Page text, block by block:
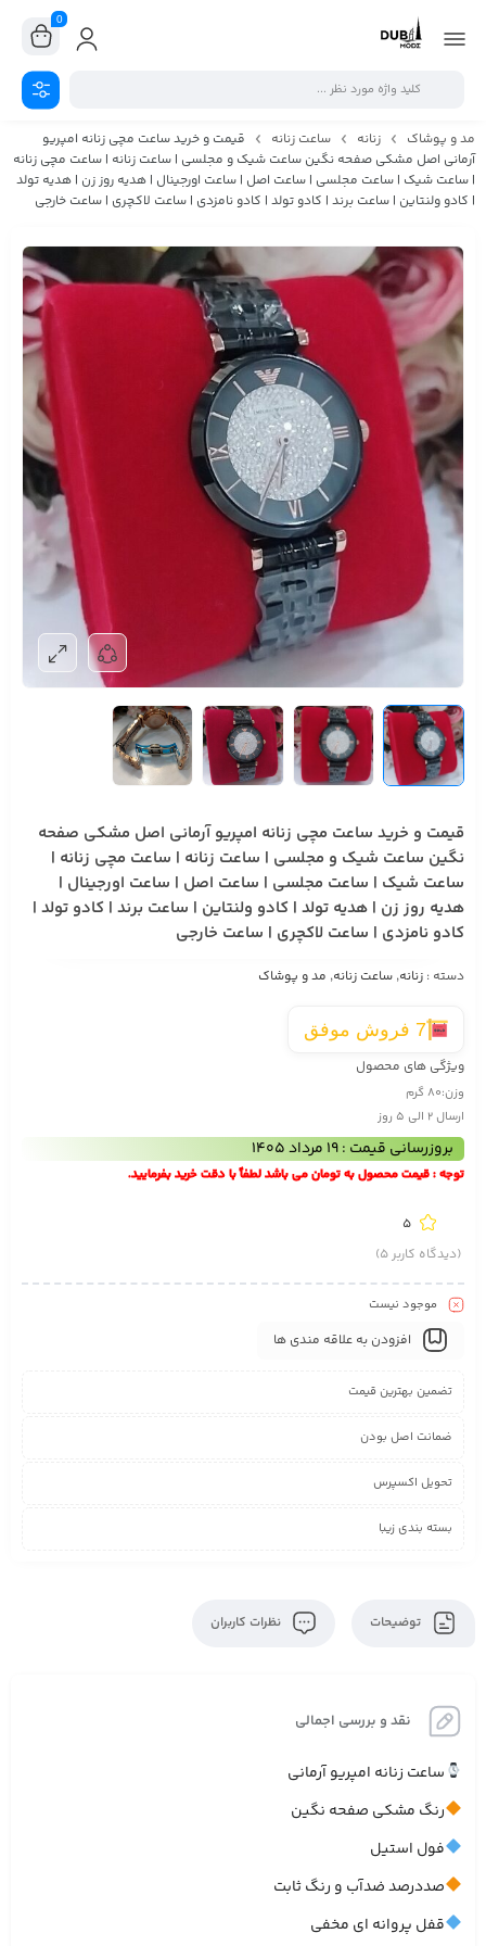
0
مد و پوشاک زنانه ساعت زنانه
قیمت و خرید ساعت مچی زنانه امپریو
آرمانی اصل مشکی صفحه نگین ساعت شیک و مجلسی | ساعت زنانه | ساعت مچی زنانه
| ساعت شیک | ساعت مجلسی | ساعت اصل | ساعت اورجینال | هدیه روز زن | هدیه تولد
| کادو ولنتاین | ساعت برند | کادو تولد | کادو نامزدی | ساعت لاکچری | ساعت خارجی
قیمت و خرید ساعت مچی زنانه امپریو آرمانی اصل مشکی صفحه
نگین ساعت شیک و مجلسی | ساعت زنانه | ساعت مچی زنانه |
ساعت شیک | ساعت مجلسی | ساعت اصل | ساعت اورجینال |
هدیه روز زن | هدیه تولد | کادو ولنتاین | ساعت برند | کادو تولد |
کادو نامزدی | ساعت لاکچری | ساعت خارجی
دسته : زنانه, ساعت زنانه, مد و پوشاک
7 فروش موفق
ویژگی های محصول
وزن:80 گرم
ارسال 2 الی 5 روز
بروزرسانی قیمت : 19 مرداد 1405
توجه : قیمت محصول به تومان می باشد لطفاً با دقت خرید بفرمایید.
5
(دیدگاه کاربر5
)
موجود نیست
افزودن به علاقه مندی ها
تضمین بهترین قیمت
ضمانت اصل بودن
تحویل اکسپرس
بسته بندی زیبا
توضیحات نظرات کاربران
نقد و بررسی اجمالی
ساعت زنانه امپریو آرمانی
رنگ مشکی صفحه نگین
فول استیل
صددرصد ضدآب و رنگ ثابت
قفل پروانه ای مخفی